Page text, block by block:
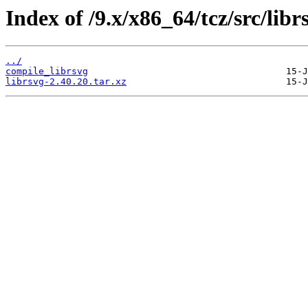
Index of /9.x/x86_64/tcz/src/
../
compile_librsvg
librsvg-2.40.20.tar.xz